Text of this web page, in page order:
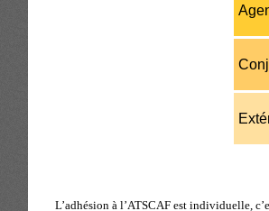
L’adhésion à l’ATSCAF est individuelle,